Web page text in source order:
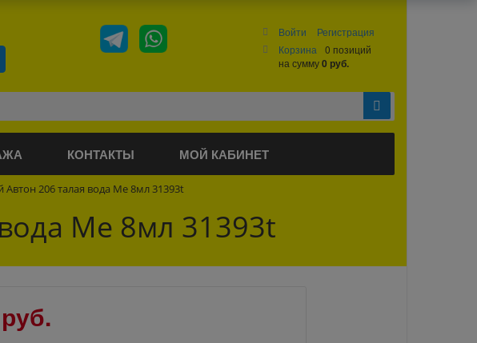
Войти
Регистрация
Корзина
0 позиций
на сумму0 руб.
КОНТАКТЫ МОЙ КАБИНЕТ
Автон 206 талая вода Ме 8мл 31393t
Ме 8мл 31393t